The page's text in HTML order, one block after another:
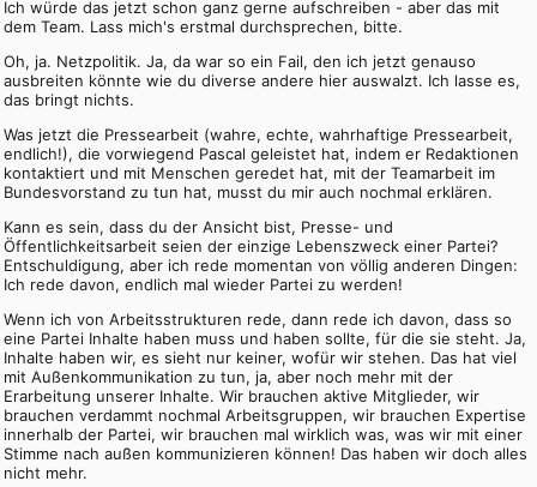
Ich würde das jetzt schon ganz gerne aufschreiben - aber das mit
dem Team. Lass mich's erstmal durchsprechen, bitte.
Oh, ja. Netzpolitik. Ja, da war so ein Fail, den ich jetzt genauso
ausbreiten könnte wie du diverse andere hier auswalzt. Ich lasse es,
das bringt nichts.
Was jetzt die Pressearbeit (wahre, echte, wahrhaftige Pressearbeit,
endlich!), die vorwiegend Pascal geleistet hat, indem er Redaktionen
kontaktiert und mit Menschen geredet hat, mit der Teamarbeit im
Bundesvorstand zu tun hat, musst du mir auch nochmal erklären.
Kann es sein, dass du der Ansicht bist, Presse- und
Öffentlichkeitsarbeit seien der einzige Lebenszweck einer Partei?
Entschuldigung, aber ich rede momentan von völlig anderen Dingen:
Ich rede davon, endlich mal wieder Partei zu werden!
Wenn ich von Arbeitsstrukturen rede, dann rede ich davon, dass so
eine Partei Inhalte haben muss und haben sollte, für die sie steht. Ja,
Inhalte haben wir, es sieht nur keiner, wofür wir stehen. Das hat viel
mit Außenkommunikation zu tun, ja, aber noch mehr mit der
Erarbeitung unserer Inhalte. Wir brauchen aktive Mitglieder, wir
brauchen verdammt nochmal Arbeitsgruppen, wir brauchen Expertise
innerhalb der Partei, wir brauchen mal wirklich was, was wir mit einer
Stimme nach außen kommunizieren können! Das haben wir doch alles
nicht mehr.